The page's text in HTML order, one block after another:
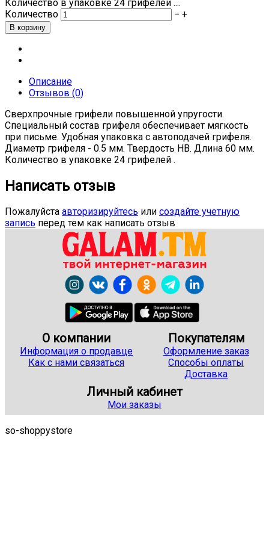
Количество в упаковке 24 грифелей ....
Количество
− +
Описание
Отзывов (0)
Сверхпрочные грифели повышенной упругости.
Специальный состав грифеля обеспечивает мягкость
при письме. Удобная упаковка с автоподачей грифеля.
Диаметр грифеля - 0.5 мм. Твердость HB. Длина 60 мм.
Количество в упаковке 24 грифелей .
Написать отзыв
Пожалуйста авторизируйтесь или создайте учетную
запись перед тем как написать отзыв
О компании
Информация о продавце
Как с нами связаться
Покупателям
Оформление заказ
Способы оплаты
Доставка
Личный кабинет
Мои заказы
so-shoppystore